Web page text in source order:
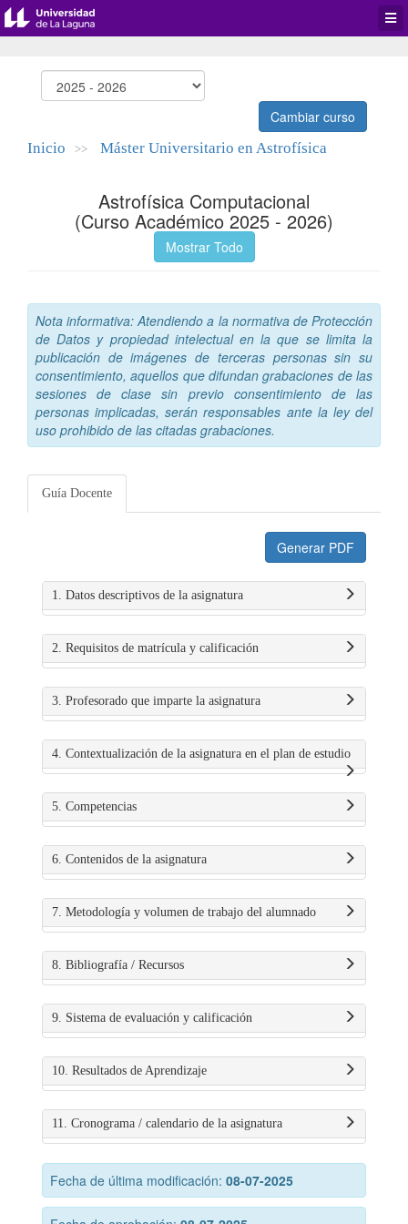
Cambiar curso
Inicio >> Máster Universitario en Astrofísica
Astrofísica Computacional
(Curso Académico 2025 - 2026)
Mostrar Todo
Nota informativa: Atendiendo a la normativa de Protección
de Datos y propiedad intelectual en la que se limita la
publicación de imágenes de terceras personas sin su
consentimiento, aquellos que difundan grabaciones de las
sesiones de clase sin previo consentimiento de las
personas implicadas, serán responsables ante la ley del
uso prohibido de las citadas grabaciones.
Guía Docente
Generar PDF
1. Datos descriptivos de la asignatura
2. Requisitos de matrícula y calificación
3. Profesorado que imparte la asignatura
4. Contextualización de la asignatura en el plan de estudio
5. Competencias
6. Contenidos de la asignatura
7. Metodología y volumen de trabajo del alumnado
8. Bibliografía / Recursos
9. Sistema de evaluación y calificación
10. Resultados de Aprendizaje
11. Cronograma / calendario de la asignatura
Fecha de última modificación: 08-07-2025